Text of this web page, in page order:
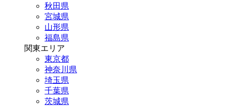
秋田県
宮城県
山形県
福島県
関東エリア
東京都
神奈川県
埼玉県
千葉県
茨城県